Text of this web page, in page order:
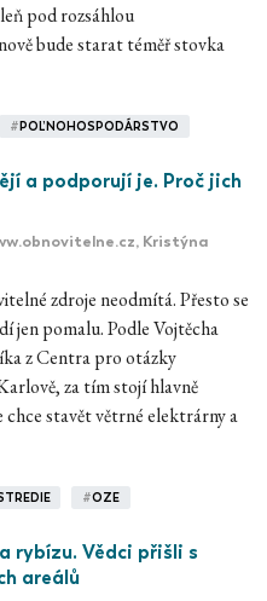
pod rozsáhlou
bude starat téměř stovka
# POĽNOHOSPODÁRSTVO
a podporují je. Proč jich
, Kristýna
zdroje neodmítá. Přesto se
jen pomalu. Podle Vojtěcha
z Centra pro otázky
za tím stojí hlavně
stavět větrné elektrárny a
#OZE
rybízu. Vědci přišli s
areálů